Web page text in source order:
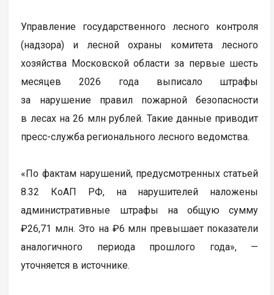
Управление государственного лесного контроля
(надзора) и лесной охраны комитета лесного
хозяйства Московской области за первые шесть
месяцев 2026 года выписало штрафы
за нарушение правил пожарной безопасности
в лесах на 26 млн рублей. Такие данные приводит
пресс-служба регионального лесного ведомства.
«По фактам нарушений, предусмотренных статьей
8.32 КоАП РФ, на нарушителей наложены
административные штрафы на общую сумму
₽26,71 млн. Это на ₽6 млн превышает показатели
аналогичного периода прошлого года», —
уточняется в источнике.